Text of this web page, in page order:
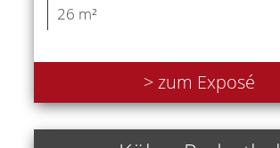
26 m²
> zum Exposé